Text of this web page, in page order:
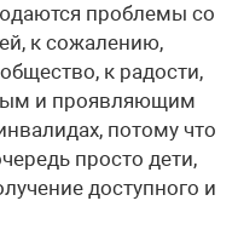
проблемы со
к сожалению,
к радости,
и проявляющим
потому что
просто дети,
доступного и